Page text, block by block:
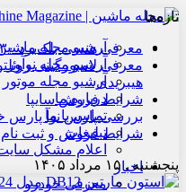
آرشیو مجله
آرشیو مجله نوآور
آرشیو مجله موتور
درباره ما
تماس با ما
تبلیغات
اعلام مشکل
اخبار
معرفی خودرو
تازه‌ها
معرفی هنسی بلک‌برد ۲۰۳۰: بازگشت دنیای آنالوگ
هیبریدی
شرایط فروش سایپا
بررسی پارس نوآ پارس
شرایط فروش و ثبت نام
پنجشنبه , ۱۵ مرداد ۱۴۰۵